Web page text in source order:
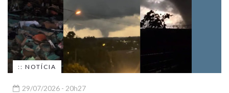
:: NOTÍCIA
29/07/2026 - 20h27